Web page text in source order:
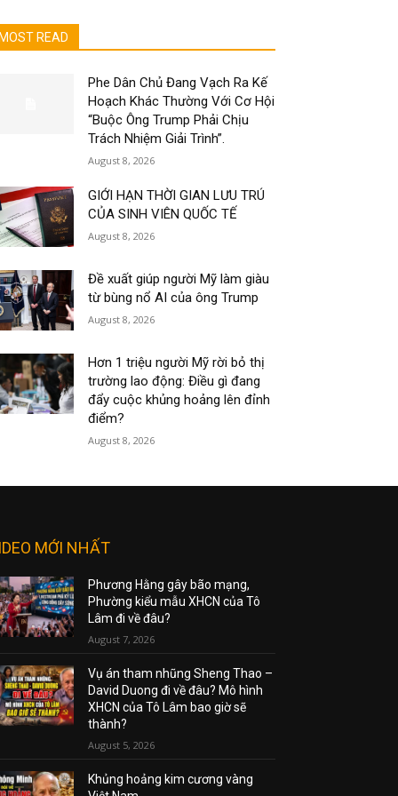
MOST READ
Phe Dân Chủ Đang Vạch Ra Kế
Hoạch Khác Thường Với Cơ Hội
“Buộc Ông Trump Phải Chịu
Trách Nhiệm Giải Trình”.
August 8, 2026
GIỚI HẠN THỜI GIAN LƯU TRÚ
CỦA SINH VIÊN QUỐC TẾ
August 8, 2026
Đề xuất giúp người Mỹ làm giàu
từ bùng nổ AI của ông Trump
August 8, 2026
Hơn 1 triệu người Mỹ rời bỏ thị
trường lao động: Điều gì đang
đẩy cuộc khủng hoảng lên đỉnh
điểm?
August 8, 2026
MỚI NHẤT
Phương Hằng gây bão mạng,
Phường kiểu mẫu XHCN của Tô
Lâm đi về đâu?
August 7, 2026
Vụ án tham nhũng Sheng Thao –
David Duong đi về đâu? Mô hình
XHCN của Tô Lâm bao giờ sẽ
thành?
August 5, 2026
Khủng hoảng kim cương vàng